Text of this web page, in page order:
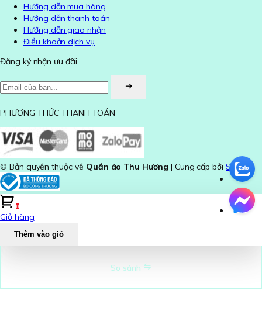
Hướng dẫn mua hàng
Hướng dẫn thanh toán
Hướng dẫn giao nhận
Điều khoản dịch vụ
Đăng ký nhận ưu đãi
PHƯƠNG THỨC THANH TOÁN
© Bản quyền thuộc về Quần áo Thu Hương | Cung cấp bởi Sapo
0
Giỏ hàng
Thêm vào giỏ
So sánh